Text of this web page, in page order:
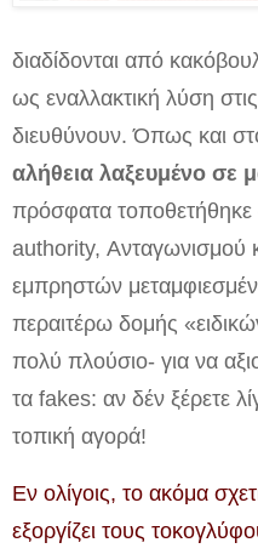
διαδίδονται από
ως εναλλακτική λύση
διευθύνουν. Όπως και
αλήθεια λαξευμένο σε
πρόσφατα τοποθετήθηκε
authority, Ανταγωνισμού
εμπρηστών
περαιτέρω δομής
πολύ πλούσιο- για να
τα fakes: αν δέν ξέρετε
τοπική αγορά!
Εν ολίγοις, το ακόμα
εξοργίζει τους